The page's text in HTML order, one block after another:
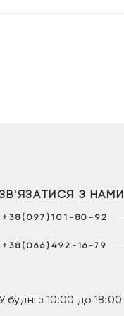
З НАМИ
+38(097)101-80-92
+38(066)492-16-79
У будні з 10:00 до 18:00